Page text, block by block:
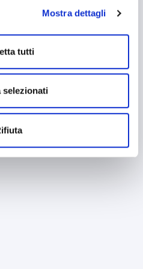
default (solo cookie tecnici
Mostra dettagli
tutti
selezionati